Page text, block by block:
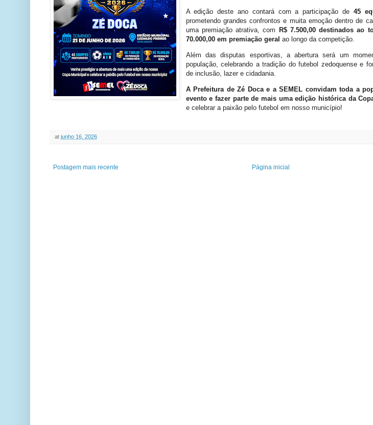
A edição deste ano contará com a participação de 45
prometendo grandes confrontos e muita emoção dentro de
uma premiação atrativa, com
R$ 7.500,00 destinados ao
70.000,00 em premiação geral ao longo da competição.
Além das disputas esportivas, a abertura será um
população, celebrando a tradição do futebol zedoquense e
de inclusão, lazer e cidadania.
A Prefeitura de Zé Doca e a SEMEL convidam toda a
evento e fazer parte de mais uma edição histórica da
e celebrar a paixão pelo futebol em nosso município!
at junho 16, 2026
Postagem mais recente Página inicial